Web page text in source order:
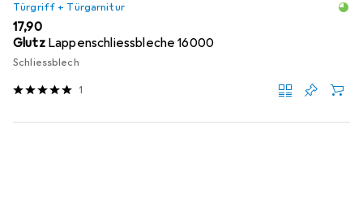
Türgriff + Türgarnitur
EUR
17,90
Glutz Lappenschliessbleche 16000
Schliessblech
1